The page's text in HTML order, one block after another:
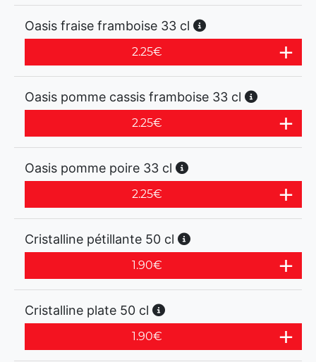
Oasis fraise framboise 33 cl
2.25€
Oasis pomme cassis framboise 33 cl
2.25€
Oasis pomme poire 33 cl
2.25€
Cristalline pétillante 50 cl
1.90€
Cristalline plate 50 cl
1.90€